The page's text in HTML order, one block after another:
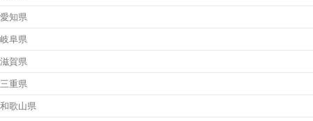
愛知県
岐阜県
滋賀県
三重県
和歌山県